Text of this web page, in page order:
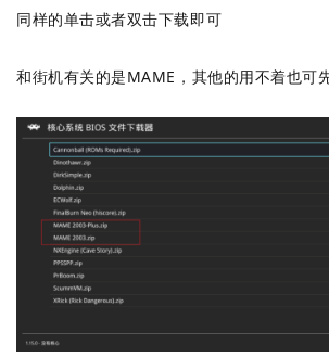
同样的单击或者双击下载即可
和街机有关的是MAME，其他的用不着也可